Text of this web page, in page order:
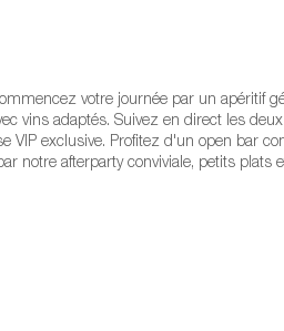
votre journée par un apéritif
vins adaptés. Suivez en direct les
VIP exclusive. Profitez d'un open bar
notre afterparty conviviale, petits plats